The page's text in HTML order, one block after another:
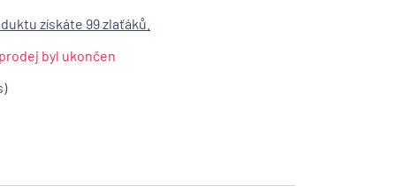
získáte 99 zlaťáků.
byl ukončen